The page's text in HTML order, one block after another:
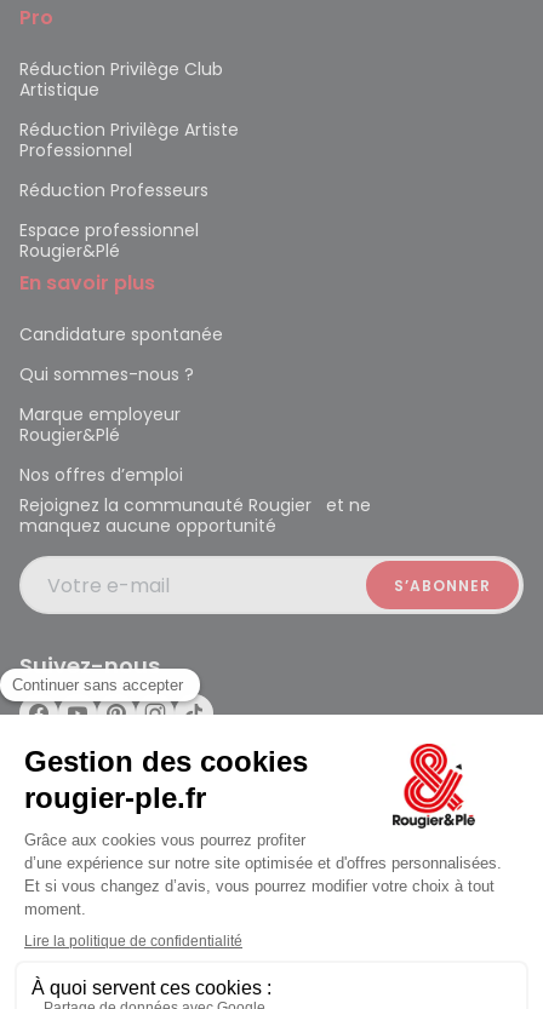
Ferme à 19:30
Pro
Réduction Privilège Club
Artistique
Réduction Privilège Artiste
Professionnel
Réduction Professeurs
Espace professionnel
Rougier&Plé
En savoir plus
Candidature spontanée
Qui sommes-nous ?
Marque employeur
Rougier&Plé
Nos offres d’emploi
Rejoignez la communauté Rougier et ne
manquez aucune opportunité
Votre e-mail
Suivez-nous
Rougier et Plé 2024 Copyright
Mentions légales
Conditions générales des ventes
Données personnelles